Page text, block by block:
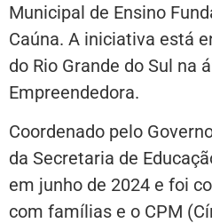
Municipal de Ensino
Caúna. A iniciativa está
do Rio Grande do Sul na
Empreendedora.
Coordenado pelo
da Secretaria de
em junho de 2024 e foi
com famílias e o CPM